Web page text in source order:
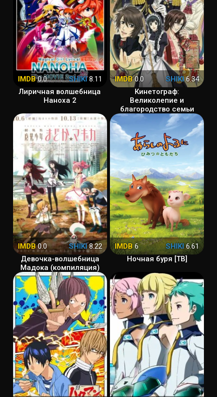
IMDB0.0 SHIKI8.11
Лиричная волшебница
Наноха 2
IMDB0.0 SHIKI6.34
Кинетограф:
Великолепие и
благородство семьи
IMDB0.0 SHIKI8.22
Девочка-волшебница
Мадока (компиляция)
IMDB6 SHIKI6.61
Ночная буря [ТВ]